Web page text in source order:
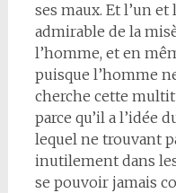
ses maux. Et l’un
admirable de la
l’homme, et en
puisque l’homme
cherche cette
parce qu’il a l’idée
lequel ne trouvant
inutilement dans
se pouvoir jamais